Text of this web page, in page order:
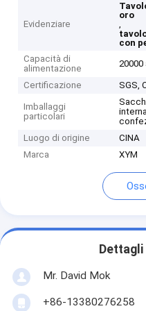
Evidenziare
oro
,
con
Capacità di
alimentazione
20000
Certificazione SGS,
Imballaggi
particolari
Luogo di origine
CINA
Marca
XYM
Mr. David Mok
+86-13380276258